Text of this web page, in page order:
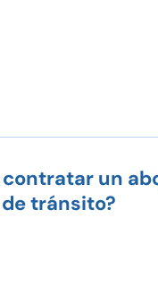
un
tránsito?